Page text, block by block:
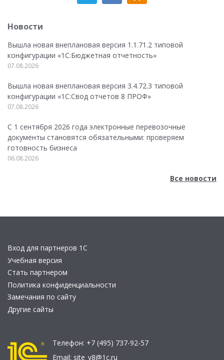
Новости
Вышла новая внеплановая версия 1.1.71.2 типовой
конфигурации «1C:Бюджетная отчетность»
07.08.2026
Вышла новая внеплановая версия 3.4.72.3 типовой
конфигурации «1C:Свод отчетов 8 ПРОФ»
07.08.2026
С 1 сентября 2026 года электронные перевозочные
документы становятся обязательными: проверяем
готовность бизнеса
06.08.2026
Все новости
Вход для партнеров 1С
Учебная версия
Стать партнером
Политика конфиденциальности
Замечания по сайту
Другие сайты
Телефон: +7 (495) 737-92-57
Email: site_v8@1c.ru